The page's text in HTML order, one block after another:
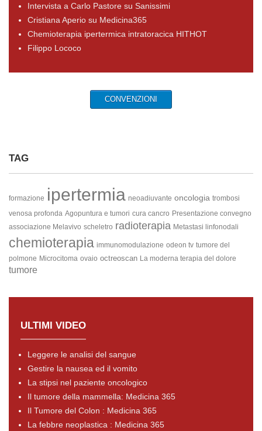
Intervista a Carlo Pastore su Sanissimi
Cristiana Aperio su Medicina365
Chemioterapia ipertermica intratoracica HITHOT
Filippo Lococo
CONVENZIONI
TAG
formazione ipertermia neoadiuvante oncologia trombosi
venosa profonda Agopuntura e tumori cura cancro Presentazione convegno
associazione Melavivo scheletro radioterapia Metastasi linfonodali
chemioterapia immunomodulazione odeon tv tumore del
polmone Microcitoma ovaio octreoscan La moderna terapia del dolore
tumore
ULTIMI VIDEO
Leggere le analisi del sangue
Gestire la nausea ed il vomito
La stipsi nel paziente oncologico
Il tumore della mammella: Medicina 365
Il Tumore del Colon : Medicina 365
La febbre neoplastica : Medicina 365